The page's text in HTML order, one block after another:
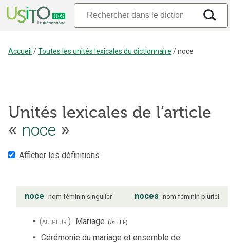
Accueil /Toutes les unités lexicales du dictionnaire /noce
Unités lexicales de l’article
« noce »
Afficher les définitions
noce nom féminin singulier noces nom féminin pluriel
(au plur.) Mariage. (inTLF)
Cérémonie du mariage et ensemble de